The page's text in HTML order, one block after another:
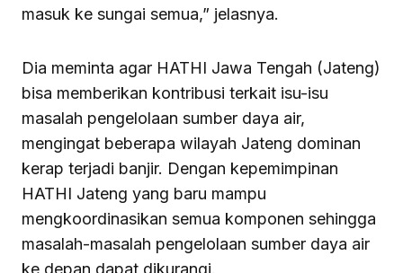
masuk ke sungai semua,” jelasnya.
Dia meminta agar HATHI Jawa Tengah (Jateng)
bisa memberikan kontribusi terkait isu-isu
masalah pengelolaan sumber daya air,
mengingat beberapa wilayah Jateng dominan
kerap terjadi banjir. Dengan kepemimpinan
HATHI Jateng yang baru mampu
mengkoordinasikan semua komponen sehingga
masalah-masalah pengelolaan sumber daya air